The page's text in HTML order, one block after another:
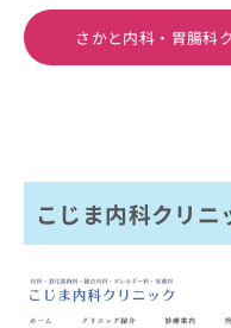
さかと内科・胃腸科
こじま内科クリニ